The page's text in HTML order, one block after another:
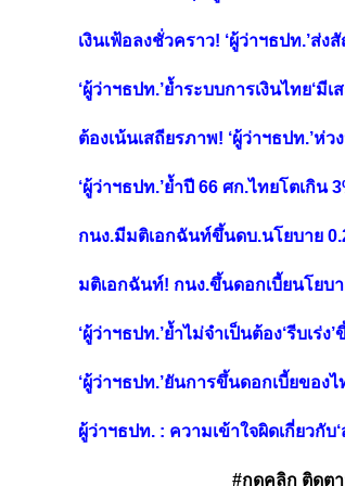
เงินเฟ้อลงชั่วคราว! ‘ผู้ว่าฯธปท.’
‘ผู้ว่าฯธปท.’ย้ำระบบการเงินไทย‘
ต้องเน้นเสถียรภาพ! ‘ผู้ว่าฯธปท.’ห่
‘ผู้ว่าฯธปท.’ย้ำปี 66 ศก.ไทยโตเกิน
กนง.มีมติเอกฉันท์ขึ้นดบ.นโยบาย
มติเอกฉันท์! กนง.ขึ้นดอกเบี้ยนโยบา
‘ผู้ว่าฯธปท.’ย้ำไม่จำเป็นต้อง‘รีบเร่
‘ผู้ว่าฯธปท.’ยันการขึ้นดอกเบี้ยของ
ผู้ว่าฯธปท. : ความเข้าใจผิดเกี่ยวกับ
#กดคลิก ติดต